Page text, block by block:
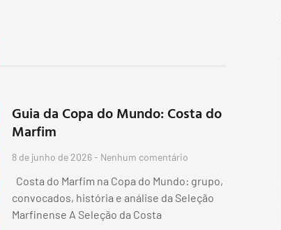
Guia da Copa do Mundo: Costa do
Marfim
8 de junho de 2026 Nenhum comentário
Costa do Marfim na Copa do Mundo: grupo,
convocados, história e análise da Seleção
Marfinense A Seleção da Costa